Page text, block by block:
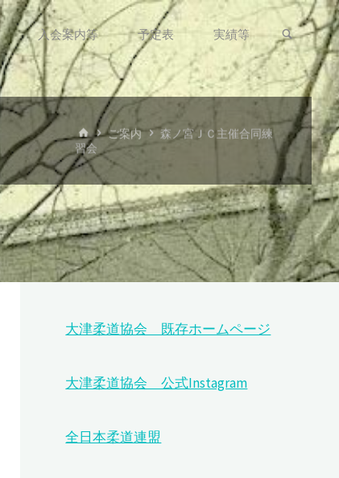
入会案内等 予定表 実績等
検索
ホ
ー
ム
ご案内
森ノ宮ＪＣ主催合同練
習会
大津柔道協会 既存ホームページ
大津柔道協会 公式Instagram
全日本柔道連盟